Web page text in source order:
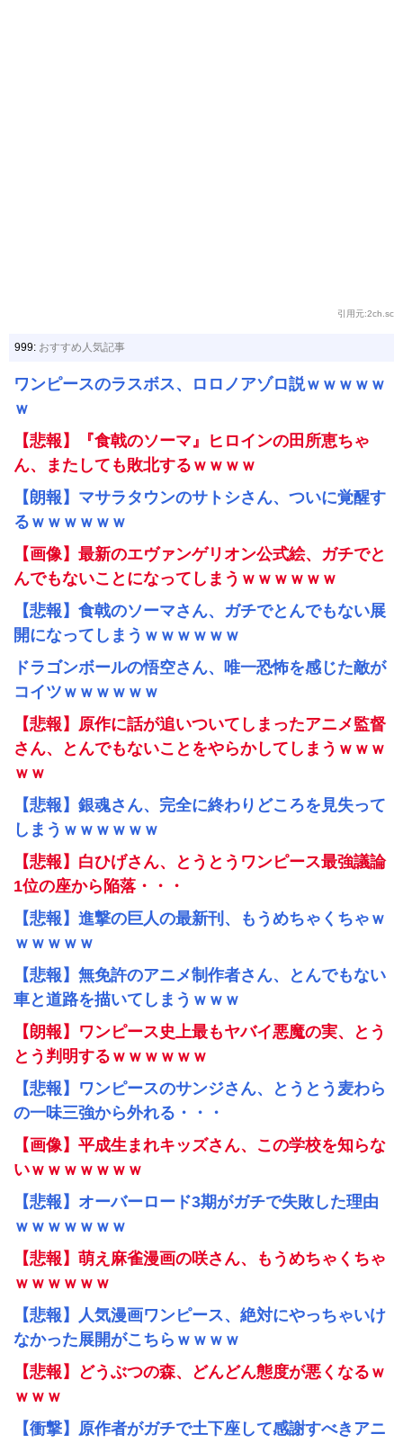
引用元:2ch.sc
999: おすすめ人気記事
ワンピースのラスボス、ロロノアゾロ説ｗｗｗｗｗ
ｗ
【悲報】『食戟のソーマ』ヒロインの田所恵ちゃ
ん、またしても敗北するｗｗｗｗ
【朗報】マサラタウンのサトシさん、ついに覚醒す
るｗｗｗｗｗｗ
【画像】最新のエヴァンゲリオン公式絵、ガチでと
んでもないことになってしまうｗｗｗｗｗｗ
【悲報】食戟のソーマさん、ガチでとんでもない展
開になってしまうｗｗｗｗｗｗ
ドラゴンボールの悟空さん、唯一恐怖を感じた敵が
コイツｗｗｗｗｗｗ
【悲報】原作に話が追いついてしまったアニメ監督
さん、とんでもないことをやらかしてしまうｗｗｗ
ｗｗ
【悲報】銀魂さん、完全に終わりどころを見失って
しまうｗｗｗｗｗｗ
【悲報】白ひげさん、とうとうワンピース最強議論
1位の座から陥落・・・
【悲報】進撃の巨人の最新刊、もうめちゃくちゃｗ
ｗｗｗｗｗ
【悲報】無免許のアニメ制作者さん、とんでもない
車と道路を描いてしまうｗｗｗ
【朗報】ワンピース史上最もヤバイ悪魔の実、とう
とう判明するｗｗｗｗｗｗ
【悲報】ワンピースのサンジさん、とうとう麦わら
の一味三強から外れる・・・
【画像】平成生まれキッズさん、この学校を知らな
いｗｗｗｗｗｗｗ
【悲報】オーバーロード3期がガチで失敗した理由
ｗｗｗｗｗｗｗ
【悲報】萌え麻雀漫画の咲さん、もうめちゃくちゃ
ｗｗｗｗｗｗ
【悲報】人気漫画ワンピース、絶対にやっちゃいけ
なかった展開がこちらｗｗｗｗ
【悲報】どうぶつの森、どんどん態度が悪くなるｗ
ｗｗｗ
【衝撃】原作者がガチで土下座して感謝すべきアニ